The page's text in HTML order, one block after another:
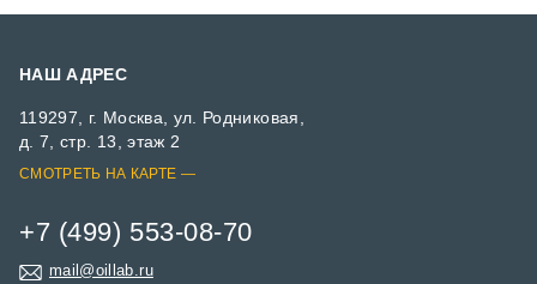
НАШ АДРЕС
119297, г. Москва, ул. Родниковая,
д. 7, стр. 13, этаж 2
СМОТРЕТЬ НА КАРТЕ
+7 (499) 553-08-70
mail@oillab.ru